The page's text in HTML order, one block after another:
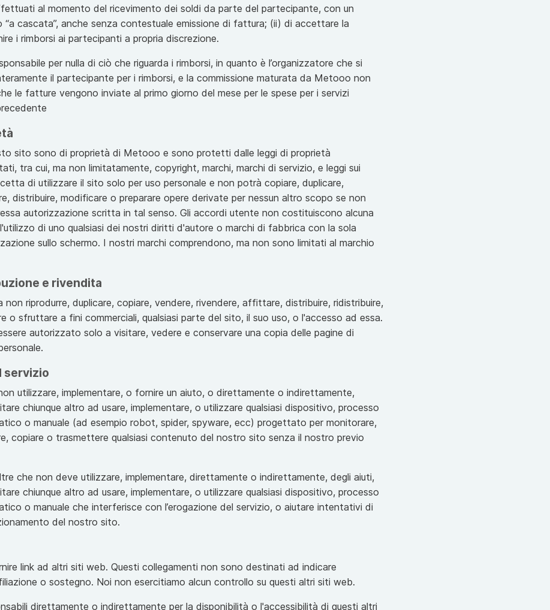
al momento del ricevimento dei soldi da parte del partecipante, con un
“a cascata”, anche senza contestuale emissione di fattura; (ii) di accettare la
i rimborsi ai partecipanti a propria discrezione.
per nulla di ciò che riguarda i rimborsi, in quanto è l’organizzatore che si
il partecipante per i rimborsi, e la commissione maturata da Metooo non
le fatture vengono inviate al primo giorno del mese per le spese per i servizi
sito sono di proprietà di Metooo e sono protetti dalle leggi di proprietà
tra cui, ma non limitatamente, copyright, marchi, marchi di servizio, e leggi sui
di utilizzare il sito solo per uso personale e non potrà copiare, duplicare,
distribuire, modificare o preparare opere derivate per nessun altro scopo se non
autorizzazione scritta in tal senso. Gli accordi utente non costituiscono alcuna
di uno qualsiasi dei nostri diritti d'autore o marchi di fabbrica con la sola
sullo schermo. I nostri marchi comprendono, ma non sono limitati al marchio
e rivendita
non riprodurre, duplicare, copiare, vendere, rivendere, affittare, distribuire, ridistribuire,
o sfruttare a fini commerciali, qualsiasi parte del sito, il suo uso, o l'accesso ad essa.
autorizzato solo a visitare, vedere e conservare una copia delle pagine di
servizio
utilizzare, implementare, o fornire un aiuto, o direttamente o indirettamente,
chiunque altro ad usare, implementare, o utilizzare qualsiasi dispositivo, processo
o manuale (ad esempio robot, spider, spyware, ecc) progettato per monitorare,
copiare o trasmettere qualsiasi contenuto del nostro sito senza il nostro previo
che non deve utilizzare, implementare, direttamente o indirettamente, degli aiuti,
chiunque altro ad usare, implementare, o utilizzare qualsiasi dispositivo, processo
o manuale che interferisce con l’erogazione del servizio, o aiutare intentativi di
del nostro sito.
link ad altri siti web. Questi collegamenti non sono destinati ad indicare
o sostegno. Noi non esercitiamo alcun controllo su questi altri siti web.
direttamente o indirettamente per la disponibilità o l'accessibilità di questi altri